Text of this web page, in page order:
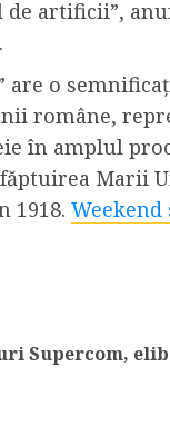
de artificii”,
are o
române,
în amplul
Marii
1918.
Supercom,